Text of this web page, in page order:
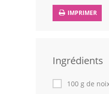
Leçons de cuisine
Chefs
Forum
IMPRIMER
Ingrédients
100 g de